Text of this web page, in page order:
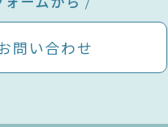
問い合わせ